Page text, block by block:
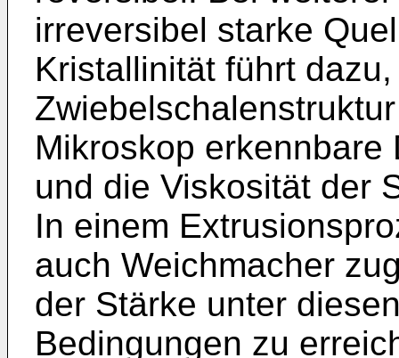
irreversibel starke
Kristallinität führt
Mikroskop
und die Viskosität der
In einem
auch Weichmacher
der Stärke unter
Bedingungen zu